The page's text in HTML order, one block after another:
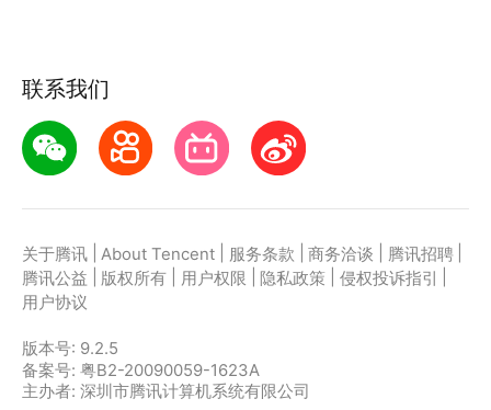
联系我们
关于腾讯 About Tencent 服务条款 商务洽谈 腾讯招聘
腾讯公益
版权所有 用户权限 隐私政策 侵权投诉指引
用户协议
版本号: 9.2.5
备案号: 粤B2-20090059-1623A
主办者: 深圳市腾讯计算机系统有限公司